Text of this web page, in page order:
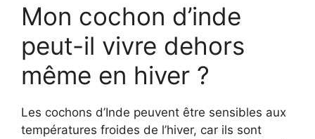
Mon cochon d’inde
peut-il vivre dehors
même en hiver ?
Les cochons d’Inde peuvent être sensibles aux
températures froides de l’hiver, car ils sont